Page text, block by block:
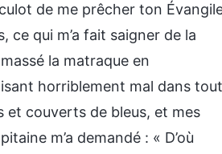
de me prêcher ton
qui m’a fait saigner de la
la matraque en
horriblement mal dans tout
et couverts de bleus, et mes
m’a demandé : « D’où